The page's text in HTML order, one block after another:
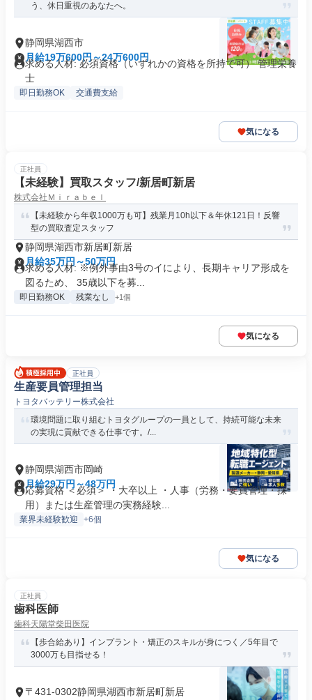
う、休日重視のあなたへ。
静岡県湖西市
月給19万600円～24万600円
求める人材: 必須資格（いずれかの資格を所持で可） 管理栄養
士
即日勤務OK 交通費支給
気になる
正社員
【未経験】買取スタッフ/新居町新居
株式会社Ｍｉｒａｂｅｌ
【未経験から年収1000万も可】残業月10h以下＆年休121日！反響
型の買取査定スタッフ
静岡県湖西市新居町新居
月給35万円～50万円
求める人材: ※例外事由3号のイにより、長期キャリア形成を
図るため、 35歳以下を募...
即日勤務OK 残業なし +1個
気になる
正社員
生産要員管理担当
トヨタバッテリー株式会社
環境問題に取り組むトヨタグループの一員として、持続可能な未来
の実現に貢献できる仕事です。/...
静岡県湖西市岡崎
月給29万円～48万円
応募資格 ＜必須＞ ・大卒以上 ・人事（労務・要員管理・採
用）または生産管理の実務経験...
業界未経験歓迎 +6個
気になる
正社員
歯科医師
歯科天陽堂柴田医院
【歩合給あり】インプラント・矯正のスキルが身につく／5年目で
3000万も目指せる！
〒431-0302静岡県湖西市新居町新居